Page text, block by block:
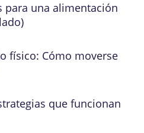
para una alimentación
físico: Cómo moverse
que funcionan